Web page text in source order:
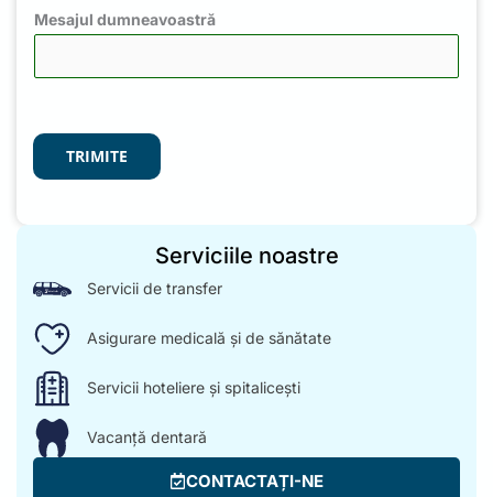
Mesajul dumneavoastră
TRIMITE
Serviciile noastre
Servicii de transfer
Asigurare medicală și de sănătate
Servicii hoteliere și spitalicești
Vacanță dentară
CONTACTAȚI-NE